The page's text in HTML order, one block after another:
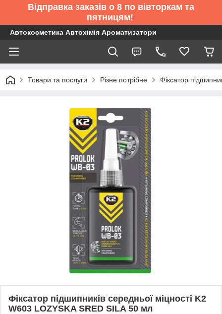
Відправка заказів о 8 по вівторкам та
пятницям!
Автокосметика Автохімія Ароматизатори
Товари та послуги Різне потрібне Фіксатор
Фіксатор підшипників середньої міцності K2
W603 LOZYSKA SRED SILA 50 мл